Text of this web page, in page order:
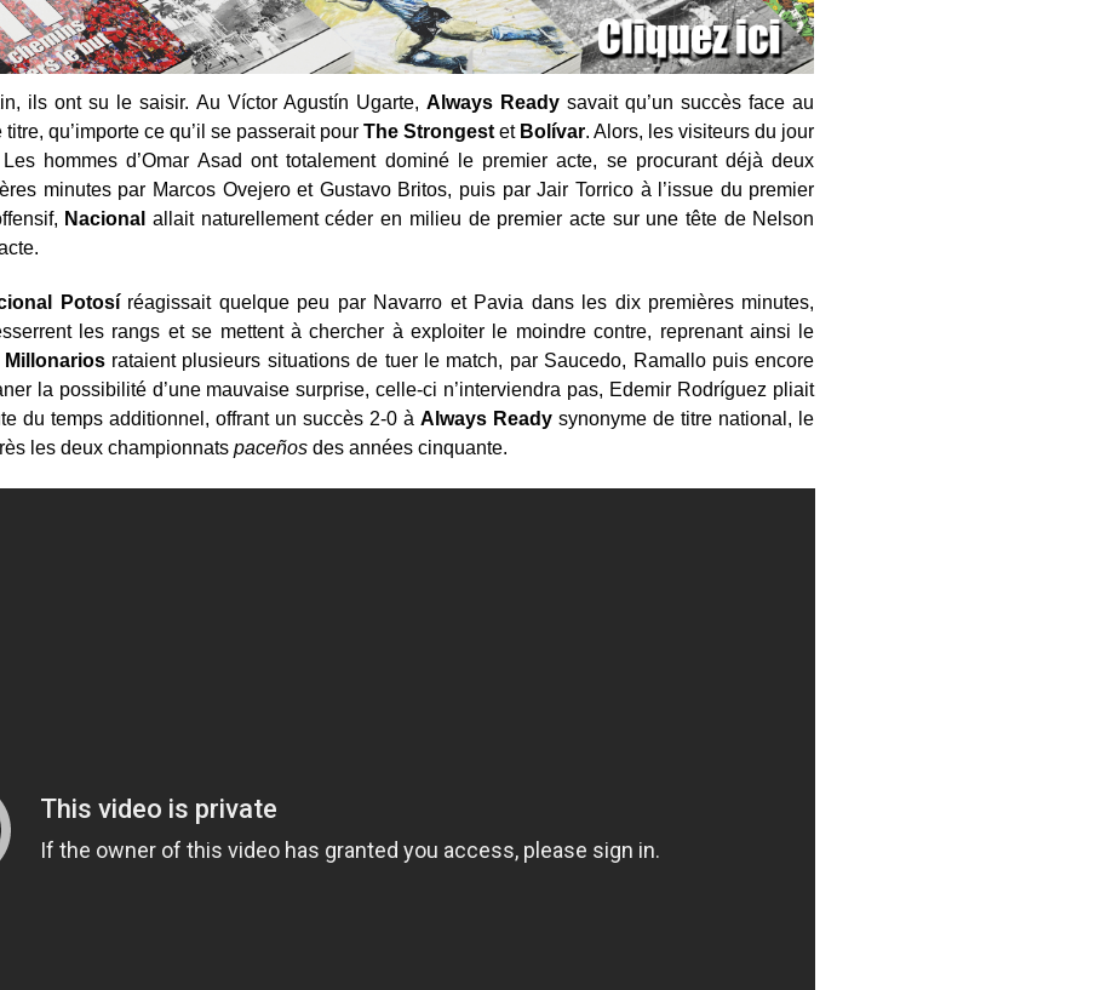
ils ont su le saisir. Au Víctor Agustín Ugarte, Always Readysavait qu’un succès face au
qu’importe ce qu’il se passerait pourThe Strongest et Bolívar. Alors, les visiteurs du jour
hommes d’Omar Asad ont totalement dominé le premier acte, se procurant déjà deux
minutes par Marcos Ovejero et Gustavo Britos, puis par Jair Torrico à l’issue du premier
Nacional allait naturellement céder en milieu de premier acte sur une tête de Nelson
Potosíréagissait quelque peu par Navarro et Pavia dans les dix premières minutes,
les rangs et se mettent à chercher à exploiter le moindre contre, reprenant ainsi le
Millonariosrataient plusieurs situations de tuer le match, par Saucedo, Ramallo puis encore
la possibilité d’une mauvaise surprise, celle-ci n’interviendra pas, Edemir Rodríguez pliait
du temps additionnel, offrant un succès 2-0 àAlways Ready synonyme de titre national, le
les deux championnats paceñosdes années cinquante.